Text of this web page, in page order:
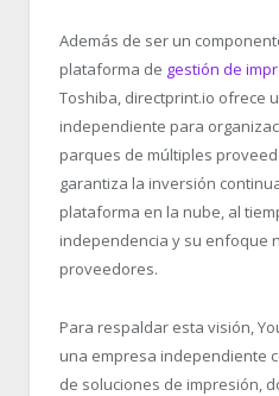
Además de ser un
plataforma de gestión de
Toshiba, directprint.io ofrece
independiente para
parques de múltiples
garantiza la inversión
plataforma en la nube, al
independencia y su enfoque
proveedores.
Para respaldar esta visión,
una empresa independiente
de soluciones de impresión,